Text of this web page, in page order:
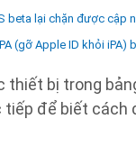
beta lại chặn được cập
(gỡ Apple ID khỏi iPA)
thiết bị trong
để biết cách